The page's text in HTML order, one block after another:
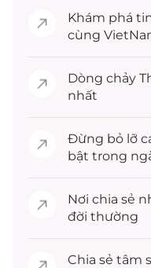
Khám phá
cùng
Dòng chảy
nhất
Đừng bỏ lỡ
bật trong
Nơi chia sẻ
đời thường
Chia sẻ tâm